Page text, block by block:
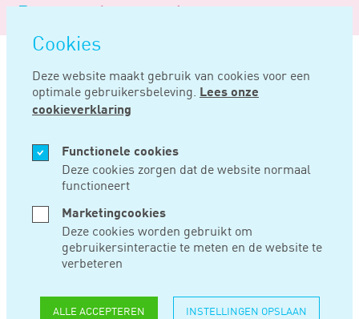
overslaan
Cookies
Deze website maakt gebruik van cookies voor een
optimale gebruikersbeleving. Lees onze
cookieverklaring
Functionele cookies
Deze cookies zorgen dat de website normaal
functioneert
Marketingcookies
Deze cookies worden gebruikt om
gebruikersinteractie te meten en de website te
verbeteren
ALLE ACCEPTEREN INSTELLINGEN OPSLAAN
Logo
Noord
Negentig
Home Nieuws
NOV 01, 2023
VOORNEMEN IS
ONVOLDOENDE
VOOR
HERETIKETTERING